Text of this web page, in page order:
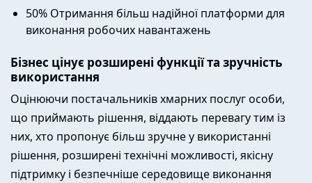
50% Отримання більш надійної платформи для
виконання робочих навантажень
Бізнес цінує розширені функції та зручність
використання
Оцінюючи постачальників хмарних послуг особи,
що приймають рішення, віддають перевагу тим із
них, хто пропонує більш зручне у використанні
рішення, розширені технічні можливості, якісну
підтримку і безпечніше середовище виконання